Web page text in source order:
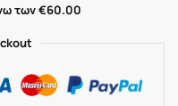
των €60.00